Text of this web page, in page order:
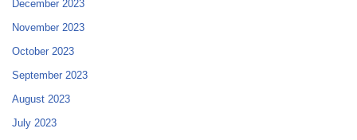
December 2023
November 2023
October 2023
September 2023
August 2023
July 2023